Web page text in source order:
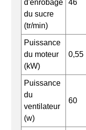
d'enrobage
du sucre
(tr/min)
46
Puissance
du moteur
(kW)
0,55
Puissance
du
ventilateur
(w)
60